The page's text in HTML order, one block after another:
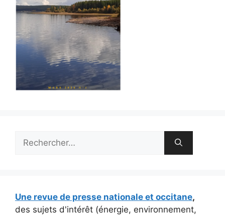
Une revue de presse nationale et occitane,
des sujets d'intérêt (énergie, environnement,